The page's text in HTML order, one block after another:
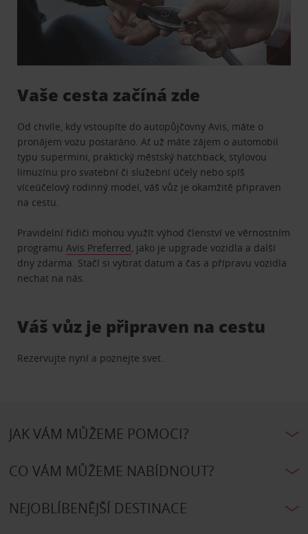
Vaše cesta začíná zde
Od chvíle, kdy vstoupíte do autopůjčovny Avis, máte o
pronájem vozu postaráno. Ať už máte zájem o automobil
typu supermini, praktický městský hatchback, stylovou
limuzínu pro svatební či služební účely nebo spíš
víceúčelový rodinný model, váš vůz je okamžitě připraven
na cestu.
Pravidelní řidiči mohou využít výhod členství ve věrnostním
programuAvis Preferred, jako je upgrade vozidla a další
dny zdarma. Stačí si vybrat datum a čas a přípravu vozidla
nechat na nás.
Váš vůz je připraven na cestu
Rezervujte nyní a poznejte svet.
JAK VÁM MŮŽEME POMOCI?
CO VÁM MŮŽEME NABÍDNOUT?
NEJOBLÍBENĚJŠÍ DESTINACE